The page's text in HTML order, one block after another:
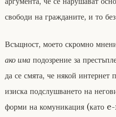
свободи на гражданите, и то
Всъщност, моето скромно
ако има подозрение за
да се смята, че някой интернет
изиска подслушването на
форми на комуникация (като